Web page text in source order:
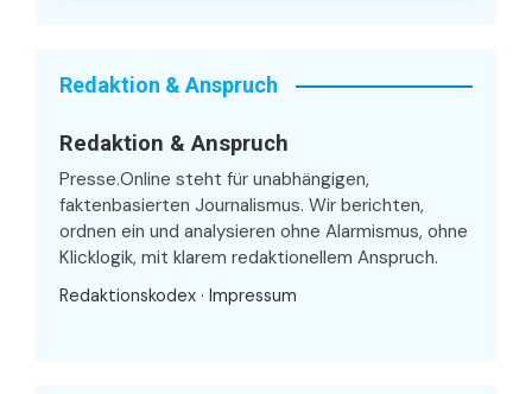
Redaktion & Anspruch
Redaktion & Anspruch
Presse.Online steht für unabhängigen,
faktenbasierten Journalismus. Wir berichten,
ordnen ein und analysieren ohne Alarmismus, ohne
Klicklogik, mit klarem redaktionellem Anspruch.
Redaktionskodex · Impressum